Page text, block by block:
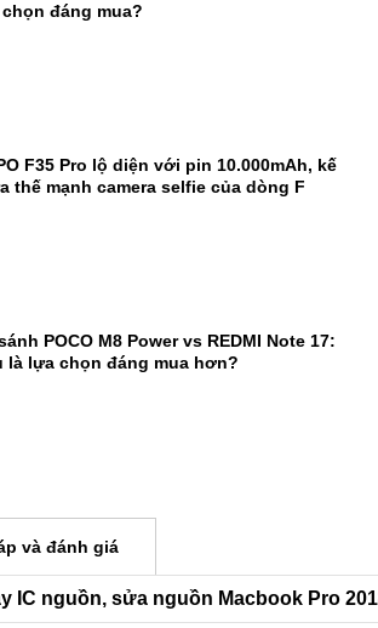
đáng mua?
F35 Pro lộ diện với pin 10.000mAh, kế
thế mạnh camera selfie của dòng F
POCO M8 Power vs REDMI Note 17:
là lựa chọn đáng mua hơn?
và đánh giá
IC nguồn, sửa nguồn Macbook Pro